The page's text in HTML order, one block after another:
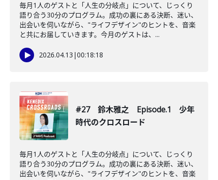
毎月1人のゲストと「人生の分岐点」について、じっくり
語り合う30分のプログラム。成功の裏にある決断、迷い、
出会いを伺いながら、"ライフデザイン"のヒントを、音楽
と共にお届していきます。今月のゲストは、...
2026.04.13 |00:18:18
#27 鈴木雅之 Episode.1 少年
時代のクロスロード
毎月1人のゲストと「人生の分岐点」について、じっくり
語り合う30分のプログラム。成功の裏にある決断、迷い、
出会いを伺いながら、"ライフデザイン"のヒントを、音楽